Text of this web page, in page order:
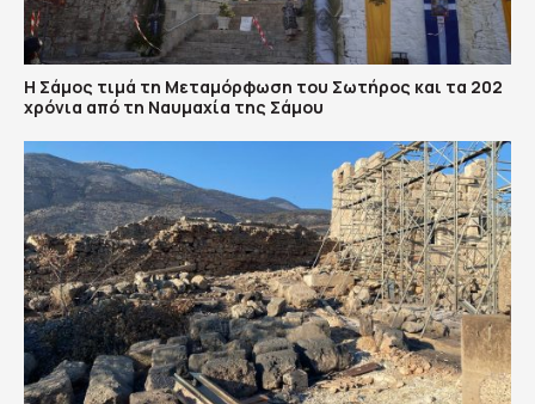
Η Σάμος τιμά τη Μεταμόρφωση του Σωτήρος και τα 202
χρόνια από τη Ναυμαχία της Σάμου